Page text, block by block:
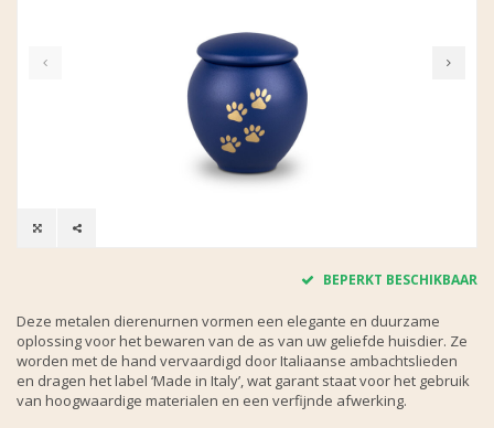
BEPERKT BESCHIKBAAR
Deze metalen dierenurnen vormen een elegante en duurzame
oplossing voor het bewaren van de as van uw geliefde huisdier. Ze
worden met de hand vervaardigd door Italiaanse ambachtslieden
en dragen het label ‘Made in Italy’, wat garant staat voor het gebruik
van hoogwaardige materialen en een verfijnde afwerking.